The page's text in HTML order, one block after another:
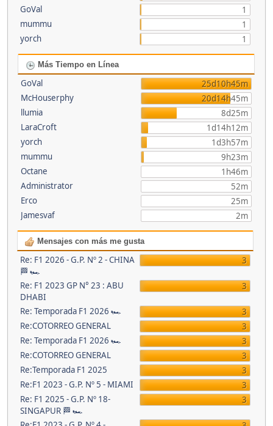
GoVal
1
mummu
1
yorch
1
Más Tiempo en Línea
GoVal
25d10h45m
McHouserphy
20d14h45m
llumia
8d25m
LaraCroft
1d14h12m
yorch
1d3h57m
mummu
9h23m
Octane
1h46m
Administrator
52m
Erco
25m
Jamesvaf
2m
Mensajes con más me gusta
Re: F1 2026 - G.P. Nº 2 - CHINA
🏁 🏎
3
Re: F1 2023 GP N° 23 : ABU
DHABI
3
Re: Temporada F1 2026 🏎
3
Re:COTORREO GENERAL
3
Re: Temporada F1 2026 🏎
3
Re:COTORREO GENERAL
3
Re:Temporada F1 2025
3
Re:F1 2023 - G.P. Nº 5 - MIAMI
3
Re: F1 2025 - G.P. Nº 18-
SINGAPUR 🏁 🏎
3